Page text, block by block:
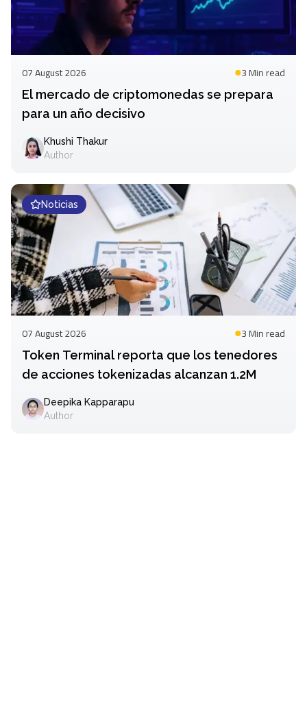
07 August 2026 3 Minread
El mercado de criptomonedas se prepara
para un año decisivo
Khushi Thakur
Author
Noticias
07 August 2026 3 Minread
Token Terminal reporta que los tenedores
de acciones tokenizadas alcanzan 1.2M
Deepika Kapparapu
Author